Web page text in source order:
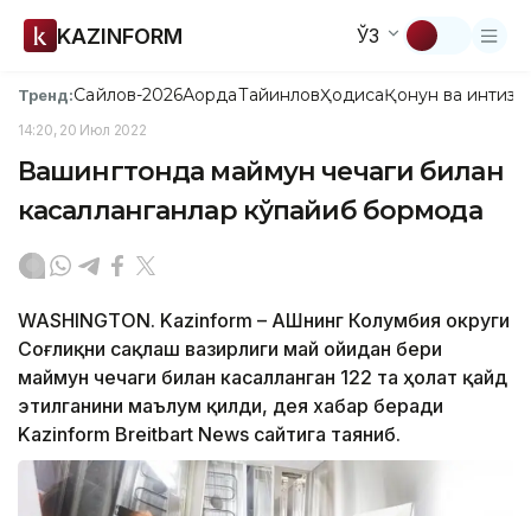
KAZINFORM ЎЗ
Тренд:Сайлов-2026АқордаТайинловҲодисаҚонун ва
14:20, 20 Июл 2022
Вашингтонда маймун чечаги билан
касалланганлар кўпайиб бормоқда
WASHINGTON. Kazinform – АҚШнинг Колумбия округи
Соғлиқни сақлаш вазирлиги май ойидан бери
маймун чечаги билан касалланган 122 та ҳолат қайд
этилганини маълум қилди, дея хабар беради
Kazinform Breitbart News сайтига таяниб.